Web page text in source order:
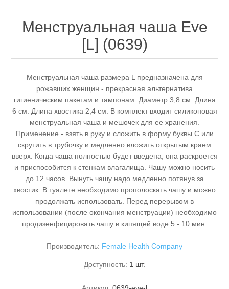
Менструальная чаша Eve
[L] (0639)
Менструальная чаша размера L предназначена для
рожавших женщин - прекрасная альтернатива
гигиеническим пакетам и тампонам. Диаметр 3,8 см. Длина
6 см. Длина хвостика 2,4 см. В комплект входит силиконовая
менструальная чаша и мешочек для ее хранения.
Применение - взять в руку и сложить в форму буквы С или
скрутить в трубочку и медленно вложить открытым краем
вверх. Когда чаша полностью будет введена, она раскроется
и приспособится к стенкам влагалища. Чашу можно носить
до 12 часов. Вынуть чашу надо медленно потянув за
хвостик. В туалете необходимо прополоскать чашу и можно
продолжать использовать. Перед перерывом в
использовании (после окончания менструации) необходимо
продизенфицировать чашу в кипящей воде 5 - 10 мин.
Производитель: Female Health Company
Доступность: 1 шт.